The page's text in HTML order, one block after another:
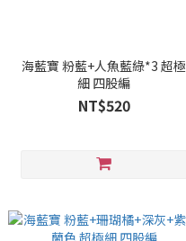
海藍寶 粉藍+人魚藍綠*3 超極
細 四股編
NT$520